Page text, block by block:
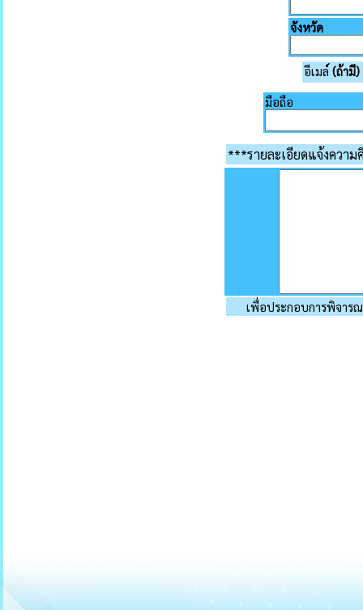
จังหวัด
อีเมล ์ (ถ้ามี)
มือถือ
***รายละเอียดแจ้งความ
เพื่อประกอบการพิจาร